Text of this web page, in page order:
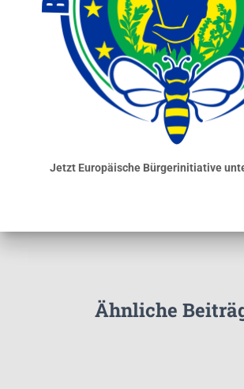
Jetzt Europäische Bürgerinitiative
Ähnliche